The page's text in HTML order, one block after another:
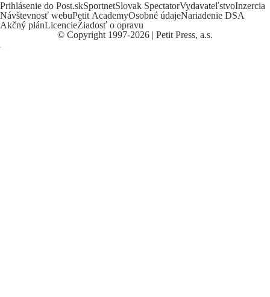
Prihlásenie do Post.skSportnetSlovak SpectatorVydavateľstvoInzercia
Návštevnosť webuPetit AcademyOsobné údajeNariadenie DSA
Akčný plánLicencieŽiadosť o opravu
© Copyright 1997-2026 | Petit Press, a.s.